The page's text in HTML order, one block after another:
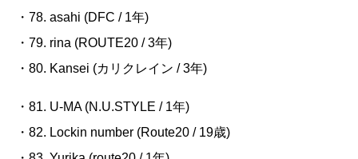
・78. asahi (DFC / 1年)
・79. rina (ROUTE20 / 3年)
・80. Kansei (カリクレイン / 3年)
・81. U-MA (N.U.STYLE / 1年)
・82. Lockin number (Route20 / 19歳)